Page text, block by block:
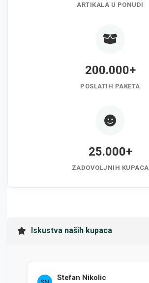
ARTIKALA U PONUDI
200.000+
POSLATIH PAKETA
25.000+
ZADOVOLJNIH KUPACA
Iskustva naših kupaca
Stefan Nikolic